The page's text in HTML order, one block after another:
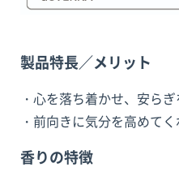
製品特長／メリット
・心を落ち着かせ、安ら
・前向きに気分を高めてく
香りの特徴